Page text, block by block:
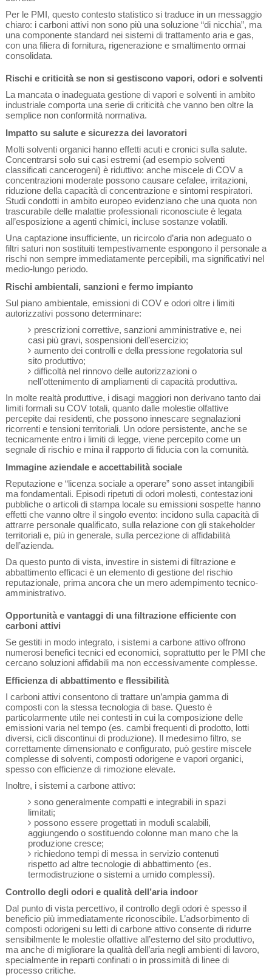
Per le PMI, questo contesto statistico si traduce in un messaggio
chiaro: i carboni attivi non sono più una soluzione “di nicchia”, ma
una componente standard nei sistemi di trattamento aria e gas,
con una filiera di fornitura, rigenerazione e smaltimento ormai
consolidata.
Rischi e criticità se non si gestiscono vapori, odori e solventi
La mancata o inadeguata gestione di vapori e solventi in ambito
industriale comporta una serie di criticità che vanno ben oltre la
semplice non conformità normativa.
Impatto su salute e sicurezza dei lavoratori
Molti solventi organici hanno effetti acuti e cronici sulla salute.
Concentrarsi solo sui casi estremi (ad esempio solventi
classificati cancerogeni) è riduttivo: anche miscele di COV a
concentrazioni moderate possono causare cefalee, irritazioni,
riduzione della capacità di concentrazione e sintomi respiratori.
Studi condotti in ambito europeo evidenziano che una quota non
trascurabile delle malattie professionali riconosciute è legata
all’esposizione a agenti chimici, incluse sostanze volatili.
Una captazione insufficiente, un ricircolo d’aria non adeguato o
filtri saturi non sostituiti tempestivamente espongono il personale a
rischi non sempre immediatamente percepibili, ma significativi nel
medio-lungo periodo.
Rischi ambientali, sanzioni e fermo impianto
Sul piano ambientale, emissioni di COV e odori oltre i limiti
autorizzativi possono determinare:
prescrizioni correttive, sanzioni amministrative e, nei
casi più gravi, sospensioni dell’esercizio;
aumento dei controlli e della pressione regolatoria sul
sito produttivo;
difficoltà nel rinnovo delle autorizzazioni o
nell’ottenimento di ampliamenti di capacità produttiva.
In molte realtà produttive, i disagi maggiori non derivano tanto dai
limiti formali su COV totali, quanto dalle molestie olfattive
percepite dai residenti, che possono innescare segnalazioni
ricorrenti e tensioni territoriali. Un odore persistente, anche se
tecnicamente entro i limiti di legge, viene percepito come un
segnale di rischio e mina il rapporto di fiducia con la comunità.
Immagine aziendale e accettabilità sociale
Reputazione e “licenza sociale a operare” sono asset intangibili
ma fondamentali. Episodi ripetuti di odori molesti, contestazioni
pubbliche o articoli di stampa locale su emissioni sospette hanno
effetti che vanno oltre il singolo evento: incidono sulla capacità di
attrarre personale qualificato, sulla relazione con gli stakeholder
territoriali e, più in generale, sulla percezione di affidabilità
dell’azienda.
Da questo punto di vista, investire in sistemi di filtrazione e
abbattimento efficaci è un elemento di gestione del rischio
reputazionale, prima ancora che un mero adempimento tecnico-
amministrativo.
Opportunità e vantaggi di una filtrazione efficiente con
carboni attivi
Se gestiti in modo integrato, i sistemi a carbone attivo offrono
numerosi benefici tecnici ed economici, soprattutto per le PMI che
cercano soluzioni affidabili ma non eccessivamente complesse.
Efficienza di abbattimento e flessibilità
I carboni attivi consentono di trattare un’ampia gamma di
composti con la stessa tecnologia di base. Questo è
particolarmente utile nei contesti in cui la composizione delle
emissioni varia nel tempo (es. cambi frequenti di prodotto, lotti
diversi, cicli discontinui di produzione). Il medesimo filtro, se
correttamente dimensionato e configurato, può gestire miscele
complesse di solventi, composti odorigene e vapori organici,
spesso con efficienze di rimozione elevate.
Inoltre, i sistemi a carbone attivo:
sono generalmente compatti e integrabili in spazi
limitati;
possono essere progettati in moduli scalabili,
aggiungendo o sostituendo colonne man mano che la
produzione cresce;
richiedono tempi di messa in servizio contenuti
rispetto ad altre tecnologie di abbattimento (es.
termodistruzione o sistemi a umido complessi).
Controllo degli odori e qualità dell’aria indoor
Dal punto di vista percettivo, il controllo degli odori è spesso il
beneficio più immediatamente riconoscibile. L’adsorbimento di
composti odorigeni su letti di carbone attivo consente di ridurre
sensibilmente le molestie olfattive all’esterno del sito produttivo,
ma anche di migliorare la qualità dell’aria negli ambienti di lavoro,
specialmente in reparti confinati o in prossimità di linee di
processo critiche.